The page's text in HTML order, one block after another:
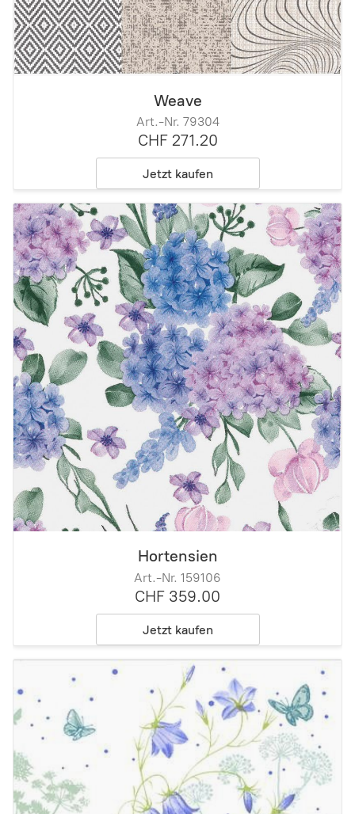
Weave
Art.-Nr. 79304
CHF 271.20
Jetzt kaufen
Hortensien
Art.-Nr. 159106
CHF 359.00
Jetzt kaufen